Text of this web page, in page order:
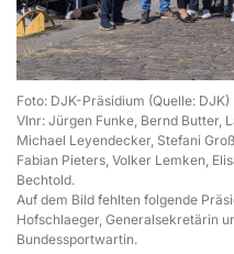
Foto: DJK-Präsidium (Quelle: DJK)
Vlnr: Jürgen Funke, Bernd Butter,
Michael Leyendecker, Stefani
Fabian Pieters, Volker Lemken,
Bechtold.
Auf dem Bild fehlten folgende
Hofschlaeger, Generalsekretärin
Bundessportwartin.